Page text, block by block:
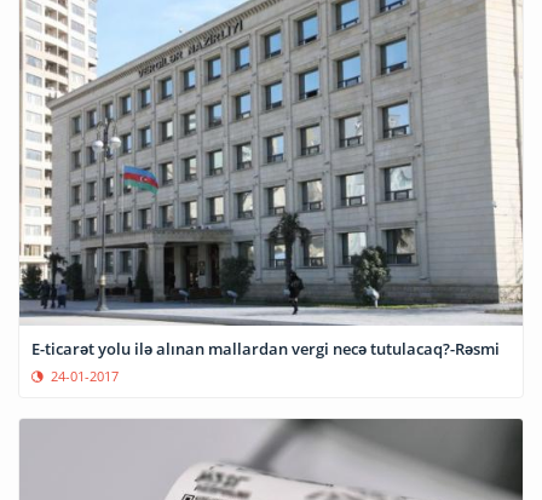
E-ticarət yolu ilə alınan mallardan vergi necə tutulacaq?-Rəsmi
24-01-2017